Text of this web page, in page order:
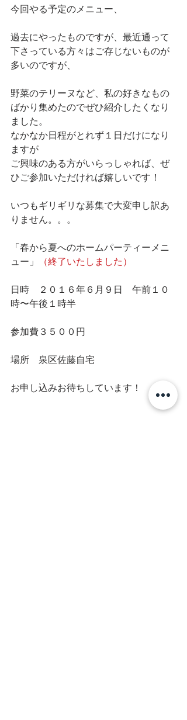
今回やる予定のメニュー、
過去にやったものですが、最近通って
下さっている方々はご存じないものが
多いのですが、
野菜のテリーヌなど、私の好きなもの
ばかり集めたのでぜひ紹介したくなり
ました。
なかなか日程がとれず１日だけになり
ますが
ご興味のある方がいらっしゃれば、ぜ
ひご参加いただければ嬉しいです！
いつもギリギリな募集で大変申し訳あ
りません。。。
「春から夏へのホームパーティーメニ
ュー」
（終了いたしました）
日時　２０１６年６月９日　午前１０
時〜午後１時半
参加費３５００円
場所　泉区佐藤自宅
お申し込みお待ちしています！